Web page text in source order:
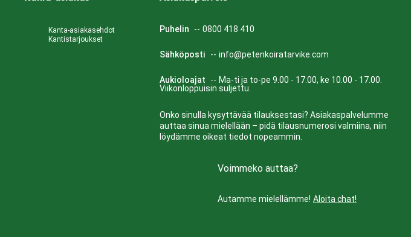
Kanta-asiakasehdot
Kantistarjoukset
Puhelin -- 0800 418 410
Sähköposti -- info@petenkoiratarvike.com
Aukioloajat -- Ma-ti ja to-pe 9.00 - 17.00, ke 10.00 - 17.00.
Viikonloppuisin suljettu.
Onko sinulla kysyttävää tilauksestasi? Asiakaspalvelumme
auttaa sinua mielellään – pidä tilausnumerosi valmiina, niin
löydämme oikeat tiedot nopeammin.
Voimmeko auttaa?
Autamme mielellämme! Aloita chat!